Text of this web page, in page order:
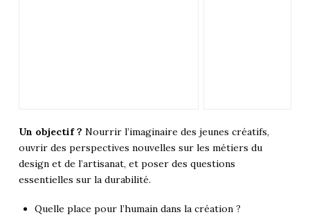
Un objectif ? Nourrir l’imaginaire des jeunes créatifs,
ouvrir des perspectives nouvelles sur les métiers du
design et de l’artisanat, et poser des questions
essentielles sur la durabilité.
Quelle place pour l’humain dans la création ?